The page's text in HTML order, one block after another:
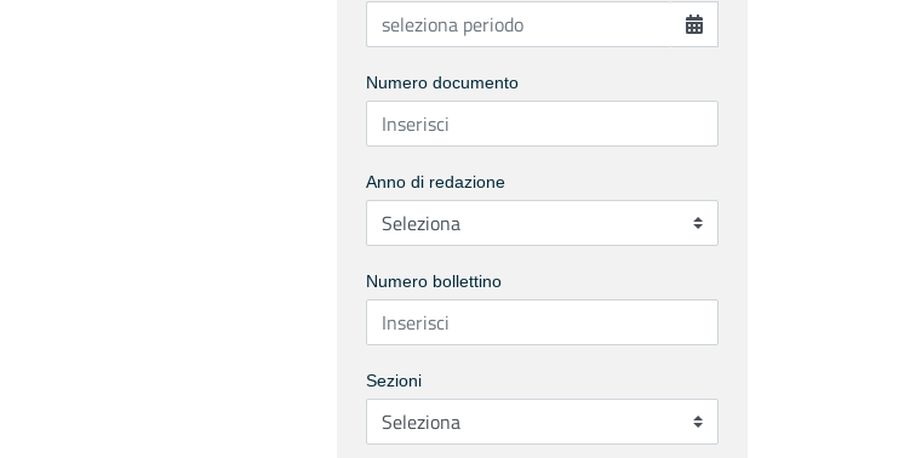
Numero documento
Anno di redazione
Numero bollettino
Sezioni